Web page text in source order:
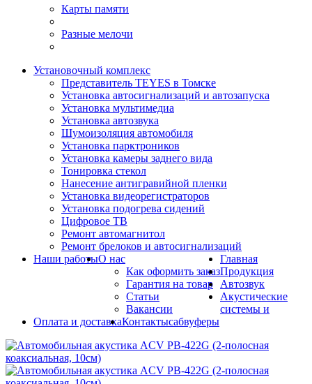
Карты памяти
Разные мелочи
Установочный комплекс
Представитель TEYES в Томске
Установка автосигнализаций и автозапуска
Установка мультимедиа
Установка автозвука
Шумоизоляция автомобиля
Установка парктроников
Установка камеры заднего вида
Тонировка стекол
Нанесение антигравийной пленки
Установка видеорегистраторов
Установка подогрева сидений
Цифровое ТВ
Ремонт автомагнитол
Ремонт брелоков и автосигнализаций
Наши работыО нас
Как оформить заказ
Гарантия на товар
Статьи
Вакансии
Оплата и доставкаКонтакты
Главная
Продукция
Автозвук
Акустические
системы и
сабвуферы